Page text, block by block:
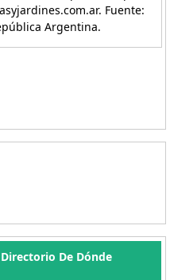
Fuente:
Argentina.
De Dónde